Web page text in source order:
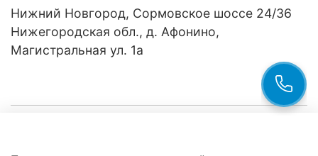
Нижний Новгород, Сормовское шоссе 24/36
Нижегородская обл., д. Афонино,
Магистральная ул. 1а